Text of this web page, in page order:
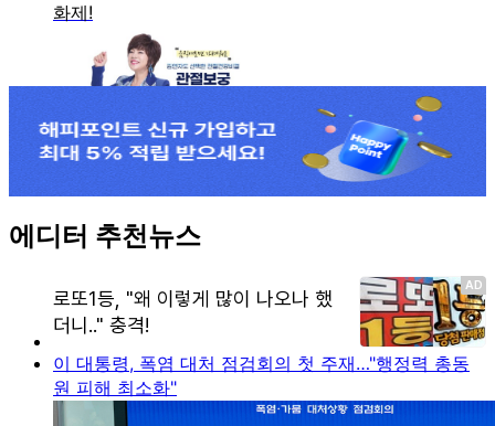
에디터 추천뉴스
이 대통령, 폭염 대처 점검회의 첫 주재…"행정력 총동
원 피해 최소화"